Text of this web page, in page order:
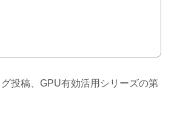
投稿、GPU有効活用シリーズの第